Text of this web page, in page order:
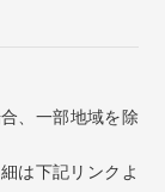
、一部地域を除
は下記リンクよ